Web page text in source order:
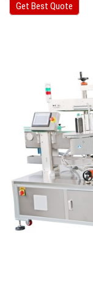
Get Best Quote